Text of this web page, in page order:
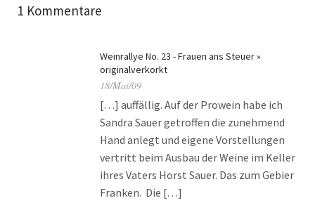
1 Kommentare
Weinrallye No. 23 - Frauen ans Steuer »
originalverkorkt
18/Mai/09
[…] auffällig. Auf der Prowein habe ich
Sandra Sauer getroffen die zunehmend
Hand anlegt und eigene Vorstellungen
vertritt beim Ausbau der Weine im Keller
ihres Vaters Horst Sauer. Das zum Gebier
Franken. Die […]